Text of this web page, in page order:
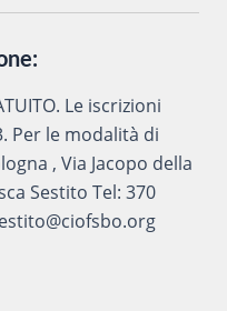
Le iscrizioni
Per le modalità di
, Via Jacopo della
Sestito Tel: 370